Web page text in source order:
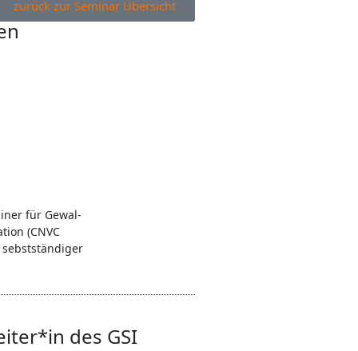
zurück zur Seminar Übersicht
für Gewal­
(CNVC
des GSI